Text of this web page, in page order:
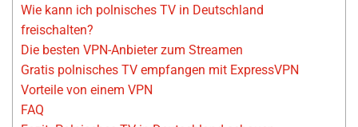
Wie kann ich polnisches TV in Deutschland
freischalten?
Die besten VPN-Anbieter zum Streamen
Gratis polnisches TV empfangen mit ExpressVPN
Vorteile von einem VPN
FAQ